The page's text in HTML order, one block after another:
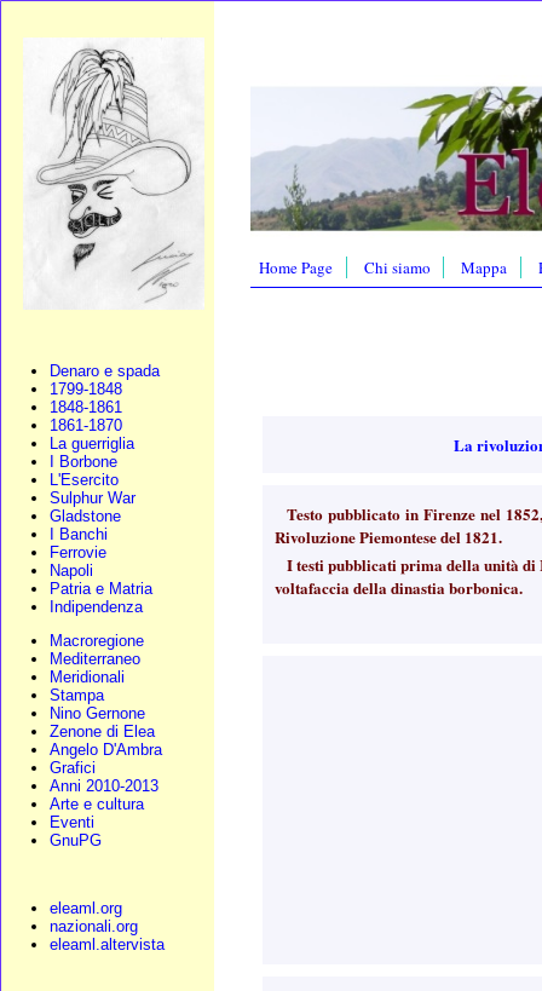
Denaro e spada
1799-1848
1848-1861
1861-1870
La guerriglia
I Borbone
L'Esercito
Sulphur War
Gladstone
I Banchi
Ferrovie
Napoli
Patria e Matria
Indipendenza
Macroregione
Mediterraneo
Meridionali
Stampa
Nino Gernone
Zenone di Elea
Angelo D'Ambra
Grafici
Anni 2010-2013
Arte e cultura
Eventi
GnuPG
eleaml.org
nazionali.org
eleaml.altervista
Home Page Chi siamo Mappa
La
Testo pubblicato in Firenze nel
Rivoluzione Piemontese del 1821.
I testi pubblicati prima della unità
voltafaccia della dinastia borbonica.